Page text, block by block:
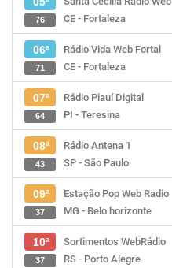
CE - Fortaleza
76
06ª
Rádio Vida Web Fortal
CE - Fortaleza
71
07ª
Rádio Piauí Digital
PI - Teresina
64
08ª
Rádio Antena 1
SP - São Paulo
43
09ª
Estação Pop Web Radio
MG - Belo horizonte
37
10ª
Sortimentos WebRádio
RS - Porto Alegre
37